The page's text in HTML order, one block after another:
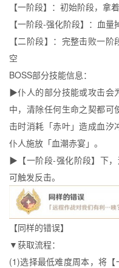
【一阶段】：初始阶段，拿
【一阶段-强化阶段】：血
【二阶段】：完整击败一
空
BOSS部分技能信息：
▶仆人的部分技能或攻击会
中，清除任何生命之契都可
击时消耗「赤叶」造成血汐
仆人施放「血潮赤宴」。
▶【一阶段-强化阶段】下
可触发反击。
【同样的错误】
▼获取流程：
(1)选择最低难度周本，将